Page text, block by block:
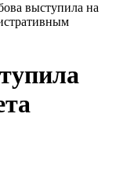
выступила на